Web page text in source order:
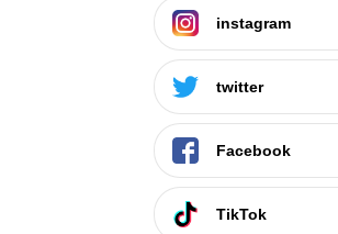
instagram
twitter
Facebook
TikTok